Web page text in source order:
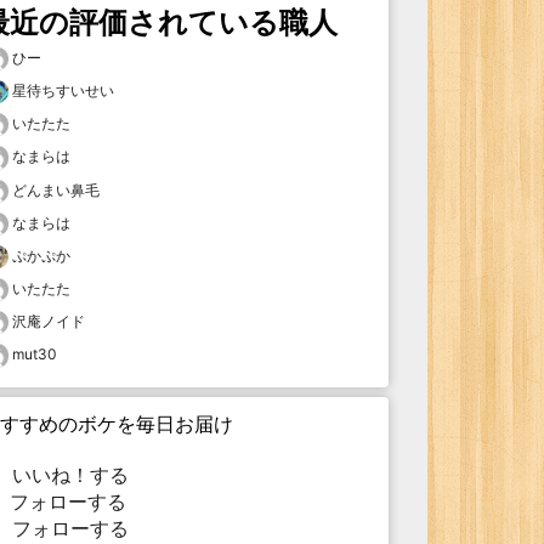
近の評価されている職人
ひー
星待ちすいせい
いたたた
なまらは
どんまい鼻毛
なまらは
ぷかぷか
いたたた
沢庵ノイド
mut30
すめのボケを毎日お届け
いいね！する
ォローする
フォローする